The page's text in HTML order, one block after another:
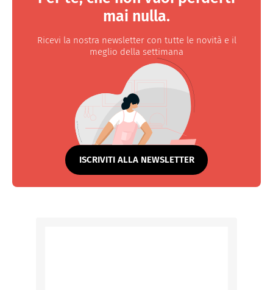
mai nulla.
Ricevi la nostra newsletter con tutte le novità e il
meglio della settimana
ISCRIVITI ALLA NEWSLETTER